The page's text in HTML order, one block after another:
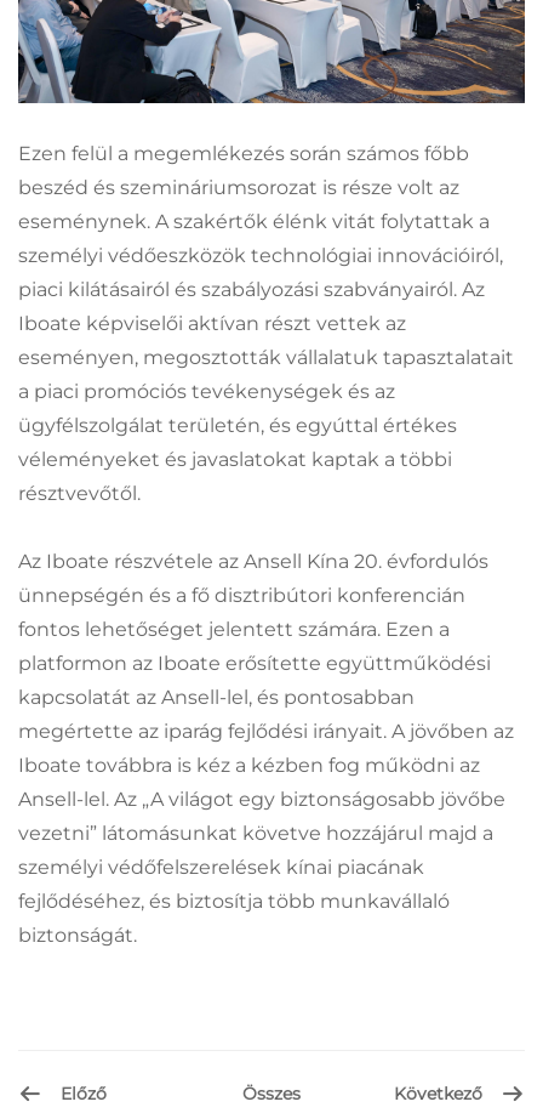
Ezen felül a megemlékezés során számos főbb
beszéd és szemináriumsorozat is része volt az
eseménynek. A szakértők élénk vitát folytattak a
személyi védőeszközök technológiai innovációiról,
piaci kilátásairól és szabályozási szabványairól. Az
Iboate képviselői aktívan részt vettek az
eseményen, megosztották vállalatuk tapasztalatait
a piaci promóciós tevékenységek és az
ügyfélszolgálat területén, és egyúttal értékes
véleményeket és javaslatokat kaptak a többi
résztvevőtől.
Az Iboate részvétele az Ansell Kína 20. évfordulós
ünnepségén és a fő disztribútori konferencián
fontos lehetőséget jelentett számára. Ezen a
platformon az Iboate erősítette együttműködési
kapcsolatát az Ansell-lel, és pontosabban
megértette az iparág fejlődési irányait. A jövőben az
Iboate továbbra is kéz a kézben fog működni az
Ansell-lel. Az „A világot egy biztonságosabb jövőbe
vezetni” látomásunkat követve hozzájárul majd a
személyi védőfelszerelések kínai piacának
fejlődéséhez, és biztosítja több munkavállaló
biztonságát.
Előző Összes Következő